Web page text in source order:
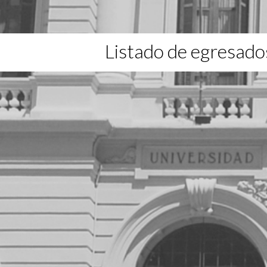
Listado de